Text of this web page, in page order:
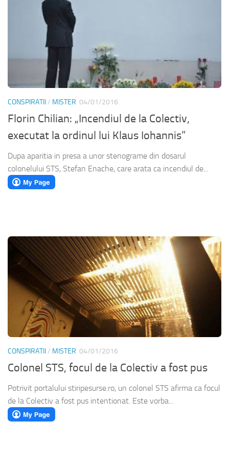
CONSPIRATII/ MISTER 04/01/2016
Florin Chilian: „Incendiul de la Colectiv,
executat la ordinul lui Klaus Iohannis”
Dupa aparitia in presa a unor stenograme din dosarul
colonelului STS, Stefan Enache, care arata ca incendiul de...
CONSPIRATII/ MISTER 04/01/2016
Colonel STS, focul de la Colectiv a fost pus
Potrivit portalului stiripesurse.ro, un colonel STS afirma ca focul
de la Colectiv a fost pus intentionat. Este vorba...